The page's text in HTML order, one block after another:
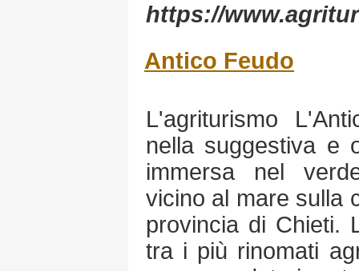
https://
Antico Feudo
L'agriturismo
nella suggestiva e
immersa nel
vicino al mare sulla
provincia di Chieti.
tra i più rinomati